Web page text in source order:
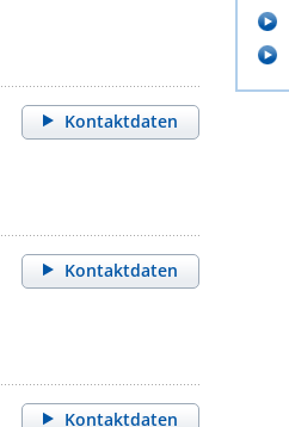
Kontaktdaten
Kontaktdaten
Kontaktdaten